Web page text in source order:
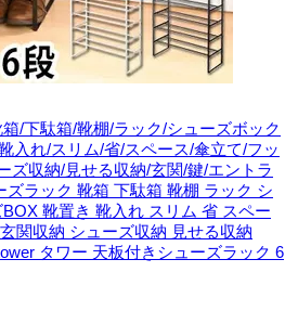
/下駄箱/靴棚/ラック/シューズボック
入れ/スリム/省/スペース/傘立て/フッ
ズ収納/見せる収納/玄関/鍵/エントラ
ズラック 靴箱 下駄箱 靴棚 ラック シ
靴置き 靴入れ スリム 省 スペー
関収納 シューズ収納 見せる収納
タワー 天板付きシューズラック 6